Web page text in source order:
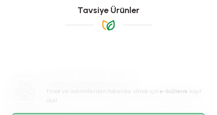
Görüş ve önerileriniz için teşekkür ederiz.
Ürün resmi kalitesiz, bozuk veya görüntülenemiyor.
Tavsiye Ürünler
Fırsat ve indirimlerden haberdar olmak için e-bülten’e kayıt
olun!